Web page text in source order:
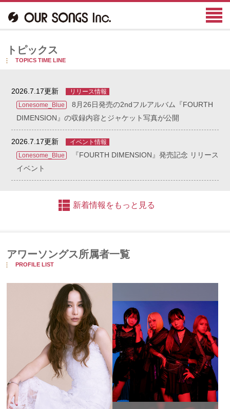
トピックス
TOPICS TIME LINE
2026.7.17更新
リリース情報
Lonesome_Blue
8月26日発売の2ndフルアルバム『FOURTH
DIMENSION』の収録内容とジャケット写真が公開
2026.7.17更新
イベント情報
Lonesome_Blue
『FOURTH DIMENSION』発売記念 リリース
イベント
新着情報をもっと見る
アワーソングス所属者一覧
PROFILE LIST